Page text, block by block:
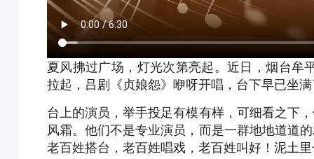
夏风拂过广场，灯光次第亮起。近日，烟台牟
拉起，吕剧《贞娘怨》咿呀开唱，台下早已坐
台上的演员，举手投足有模有样，可细看之下
风霜。他们不是专业演员，而是一群地地道道
老百姓搭台，老百姓唱戏，老百姓叫好！泥土